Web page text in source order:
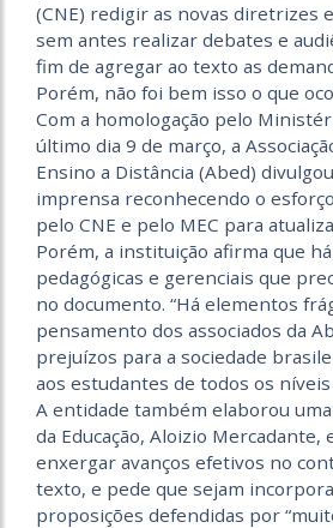
(CNE) redigir as novas diretrizes
sem antes realizar debates e
fim de agregar ao texto as
Porém, não foi bem isso o que
Com a homologação pelo
último dia 9 de março, a
Ensino a Distância (Abed)
imprensa reconhecendo o
pelo CNE e pelo MEC para
Porém, a instituição afirma que
pedagógicas e gerenciais que
no documento. “Há elementos
pensamento dos associados da
prejuízos para a sociedade
aos estudantes de todos os
A entidade também elaborou
da Educação, Aloizio Mercadante,
enxergar avanços efetivos no
texto, e pede que sejam
proposições defendidas por